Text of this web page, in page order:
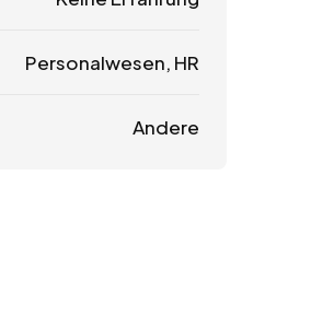
Personalwesen, HR
Andere